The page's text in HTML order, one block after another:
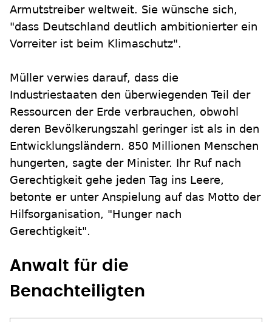
Armutstreiber weltweit. Sie wünsche sich,
"dass Deutschland deutlich ambitionierter ein
Vorreiter ist beim Klimaschutz".
Müller verwies darauf, dass die
Industriestaaten den überwiegenden Teil der
Ressourcen der Erde verbrauchen, obwohl
deren Bevölkerungszahl geringer ist als in den
Entwicklungsländern. 850 Millionen Menschen
hungerten, sagte der Minister. Ihr Ruf nach
Gerechtigkeit gehe jeden Tag ins Leere,
betonte er unter Anspielung auf das Motto der
Hilfsorganisation, "Hunger nach
Gerechtigkeit".
Anwalt für die
Benachteiligten